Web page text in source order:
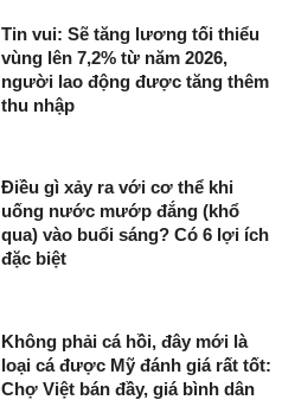
Tin vui: Sẽ tăng lương tối thiểu
vùng lên 7,2% từ năm 2026,
người lao động được tăng thêm
thu nhập
Điều gì xảy ra với cơ thể khi
uống nước mướp đắng (khổ
qua) vào buổi sáng? Có 6 lợi ích
đặc biệt
Không phải cá hồi, đây mới là
loại cá được Mỹ đánh giá rất tốt:
Chợ Việt bán đầy, giá bình dân